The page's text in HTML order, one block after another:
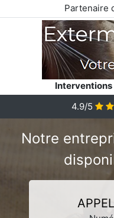
Partenaire
Interventions
4.9/5
Notre